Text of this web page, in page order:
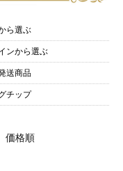
ら選ぶ
ンから選ぶ
送商品
チップ
価格順